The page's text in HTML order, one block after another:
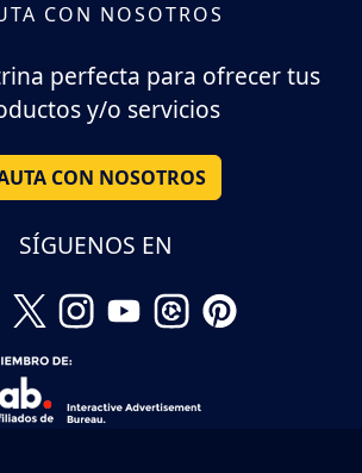
CON NOSOTROS
perfecta para ofrecer tus
y/o servicios
CON NOSOTROS
SÍGUENOS EN